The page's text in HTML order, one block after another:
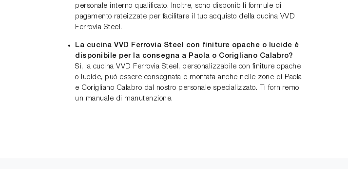
personale interno qualificato. Inoltre, sono disponibili formule di
pagamento rateizzate per facilitare il tuo acquisto della cucina VVD
Ferrovia Steel.
La cucina VVD Ferrovia Steel con finiture opache o lucide è
disponibile per la consegna a Paola o Corigliano Calabro?
Sì, la cucina VVD Ferrovia Steel, personalizzabile con finiture opache
o lucide, può essere consegnata e montata anche nelle zone di Paola
e Corigliano Calabro dal nostro personale specializzato. Ti forniremo
un manuale di manutenzione.